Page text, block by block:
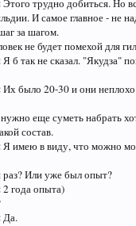
Этого трудно добиться. Но
И самое главное - не
за шагом.
не будет помехой для
Я б так не сказал. "Якудза"
Их было 20-30 и они
еще суметь набрать
состав.
Я имею в виду, что можно
Или уже был опыт?
2 года опыта)
Да.